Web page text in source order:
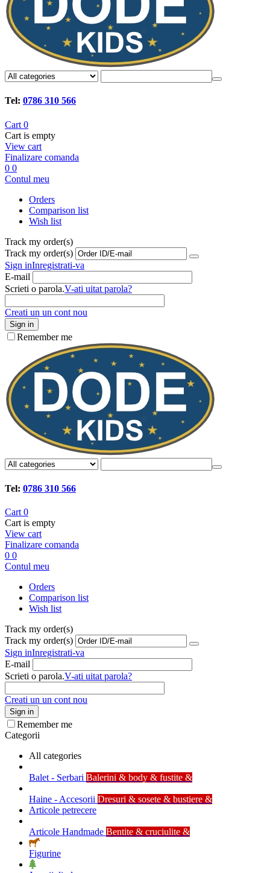
Tel: 0786 310 566
Cart 0
Cart is empty
View cart
Finalizare comanda
0 0
Contul meu
Orders
Comparison list
Wish list
Track my order(s)
Track my order(s)
Sign inInregistrati-va
E-mail
Scrieti o parola.V-ati uitat parola?
Creati un un cont nou
Sign in
Remember me
Tel: 0786 310 566
Cart 0
Cart is empty
View cart
Finalizare comanda
0 0
Contul meu
Orders
Comparison list
Wish list
Track my order(s)
Track my order(s)
Sign inInregistrati-va
E-mail
Scrieti o parola.V-ati uitat parola?
Creati un un cont nou
Sign in
Remember me
Categorii
All categories
Balet - Serbari Balerini & body & fustite &
Haine - Accesorii Dresuri & sosete & bustiere &
Articole petrecere
Articole Handmade Bentite & cruciulite &
Figurine